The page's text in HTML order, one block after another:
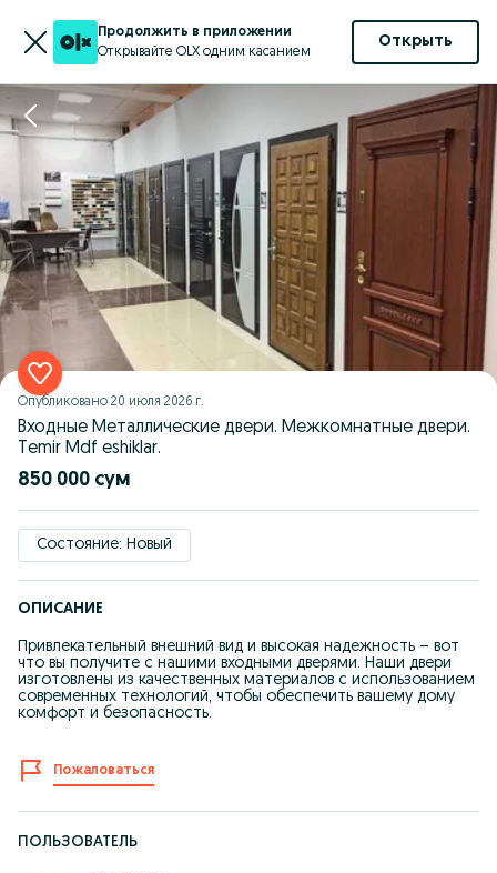
Продолжить в приложении
Открывайте OLX одним касанием
Открыть
Опубликовано 20 июля 2026 г.
Входные Металлические двери. Межкомнатные двери.
Temir Mdf eshiklar.
850 000 сум
Состояние: Новый
ОПИСАНИЕ
Привлекательный внешний вид и высокая надежность – вот
что вы получите с нашими входными дверями. Наши двери
изготовлены из качественных материалов с использованием
современных технологий, чтобы обеспечить вашему дому
комфорт и безопасность.
Пожаловаться
ПОЛЬЗОВАТЕЛЬ